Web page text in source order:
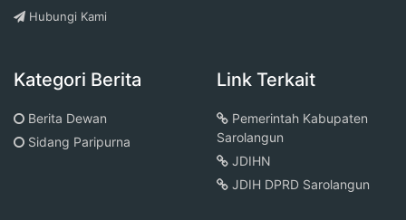
Hubungi Kami
Kategori Berita
Berita Dewan
Sidang Paripurna
Link Terkait
Pemerintah Kabupaten
Sarolangun
JDIHN
JDIH DPRD Sarolangun